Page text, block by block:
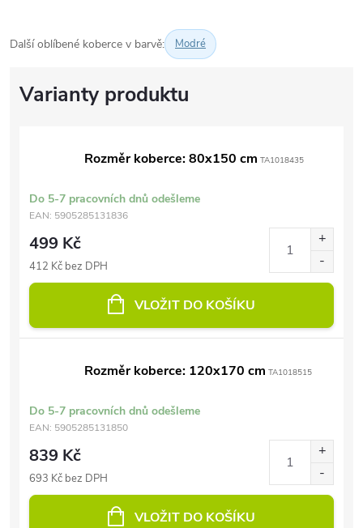
Další oblíbené koberce v barvě: Modré
Rozměr koberce: 80x150 cm TA1018435
Do 5-7 pracovních dnů odešleme
EAN: 5905285131836
499 Kč
412 Kč bez DPH
VLOŽIT DO KOŠÍKU
Rozměr koberce: 120x170 cm TA1018515
Do 5-7 pracovních dnů odešleme
EAN: 5905285131850
839 Kč
693 Kč bez DPH
VLOŽIT DO KOŠÍKU